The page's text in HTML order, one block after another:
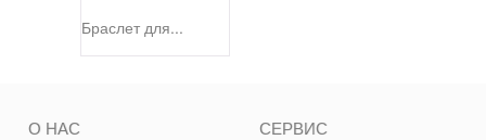
Браслет для...
О НАС СЕРВИС